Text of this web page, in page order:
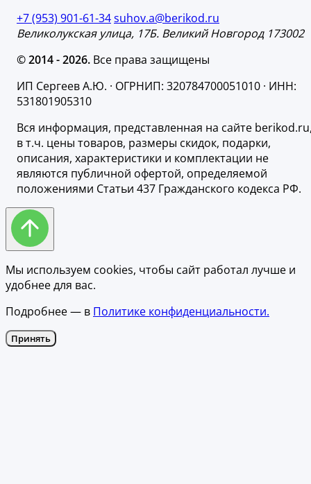
+7 (953) 901-61-34suhov.a@berikod.ru
Великолукская улица, 17Б. Великий Новгород 173002
© 2014 - 2026. Все права защищены
ИП Сергеев А.Ю. · ОГРНИП: 320784700051010 · ИНН:
531801905310
Вся информация, представленная на сайте
в т.ч. цены товаров, размеры скидок, подарки,
описания, характеристики и комплектации не
являются публичной офертой, определяемой
положениями Статьи 437 Гражданского кодекса РФ.
Мы используем cookies, чтобы сайт работал лучше и
удобнее для вас.
Подробнее — в Политике конфиденциальности.
Принять